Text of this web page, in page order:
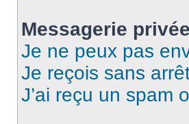
Messagerie privée
Je ne peux pas
Je reçois sans
J’ai reçu un spam